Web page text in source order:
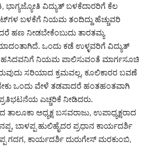
ಭಾಗ್ಯಜ್ಯೋತಿ ವಿದ್ಯುತ್ ಬಳಕೆದಾರರಿಗೆ ಕೆಲ
ಬಳಕೆಗೆ ನಿಯಮ ತಂದಿದ್ದು ಹೆಚ್ಚುವರಿ
ಹಣ ನೀಡಬೇಕೆಂಬುದು ತಾರತಮ್ಯ
ಒಂದು ಕಡೆ ಉಳ್ಳವರಿಗೆ ವಿದ್ಯುತ್
ಹಸಿದವನಿಗೆ ನಿಯಮ ಪಾಲಿಸುವಂತೆ ಮಾರ್ಗಸೂಚಿ
ಸರಿಯಾದ ಕ್ರಮವಲ್ಲ, ಕೂಲಿಕಾರರ ಬವಣೆ
ಒಂದು ವೇಳೆ ತಡವಾದರೆ ಹಂತಹಂತವಾಗಿ
ಎಚ್ಚರಿಕೆ ನೀಡಿದರು.
ತಾಲೂಕಾ ಅಧ್ಯಕ್ಷ ಬಸವರಾಜು, ಉಪಾಧ್ಯಕ್ಷರಾದ
ಬಾಳಪ್ಪ ಹುಲಿಹೈದರ ಪ್ರಧಾನ ಕಾರ್ಯದರ್ಶಿ
ಗದಗ, ಕಾರ್ಯದರ್ಶಿ ದುರುಗೇಸ್ ಮರಕುಂಬಿ,